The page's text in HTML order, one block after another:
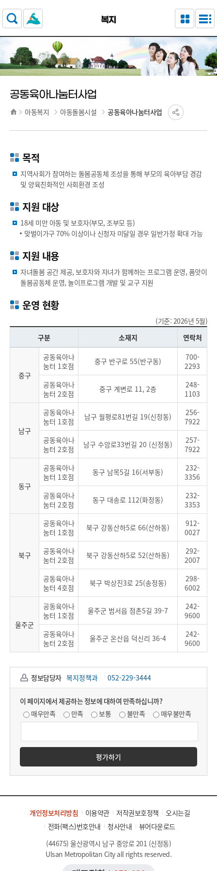
주요 메뉴로 건너뛰기
본문으로가기
복지
공동육아나눔터사업
아동복지 아동돌봄시설 공동육아나눔터사업
목적
지역사회가 참여하는 돌봄공동체 조성을 통해 부모의 육아부담 경감
및 양육친화적인 사회환경 조성
지원 대상
18세 미만 아동 및 보호자(부모, 조부모 등)
맞벌이가구 70% 이상이나 신청자 미달일 경우 일반가정 확대 가능
지원 내용
자녀돌봄 공간 제공, 보호자와 자녀가 함께하는 프로그램 운영, 품앗이
돌봄공동체 운영, 놀이프로그램 개발 및 교구 지원
운영 현황
(기준: 2026년 5월)
구분
소재지 연락처
중구
공동육아나
눔터 1호점
중구 반구로 55(반구동)
700-
2293
공동육아나
눔터 2호점
중구 계변로 11, 2층
248-
1103
남구
공동육아나
눔터 1호점
남구 월평로81번길 19(신정동)
256-
7922
공동육아나
눔터 2호점
남구 수암로33번길 20 (신정동)
257-
7922
동구
공동육아나
눔터 1호점
동구 남목5길 16(서부동)
232-
3356
공동육아나
눔터 2호점
동구 대송로 112(화정동)
232-
3353
북구
공동육아나
눔터 1호점
북구 강동산하5로 66(산하동)
912-
0027
공동육아나
눔터 2호점
북구 강동산하5로 52(산하동)
292-
2007
공동육아나
눔터 4호점
북구 박상진3로 25(송정동)
298-
6002
울주군
공동육아나
눔터 1호점
울주군 범서읍 점촌5길 39-7
242-
9600
공동육아나
눔터 2호점
울주군 온산읍 덕신리 36-4
242-
9600
정보담당자 복지정책과 052-229-3444
이 페이지에서 제공하는 정보에 대하여 만족하십니까?
매우만족
만족 보통 불만족 매우불만족
평가하기
개인정보처리방침 이용약관 저작권보호정책
오시는길
전화(팩스)번호안내
청사안내
뷰어다운로드
(44675) 울산광역시 남구 중앙로 201 (신정동)
Ulsan Metropolitan City all rights reserved.